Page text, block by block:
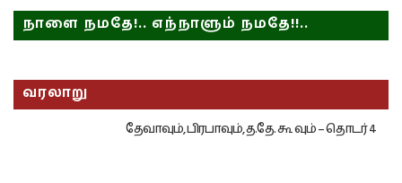
நாளை நமதே!.. எந்நாளும் நமதே!!..
வரலாறு
தேவாவும், பிரபாவும், த.தே. கூ வும் – தொடர் 4